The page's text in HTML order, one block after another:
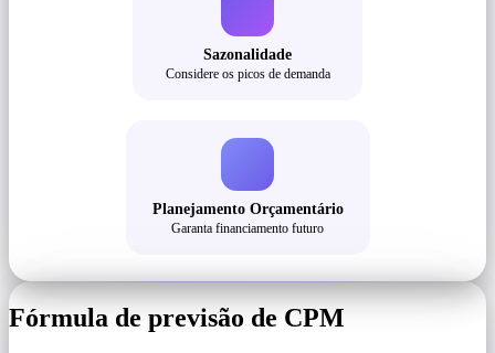
Sazonalidade
Considere os picos de demanda
Planejamento Orçamentário
Garanta financiamento futuro
Fórmula de previsão de CPM